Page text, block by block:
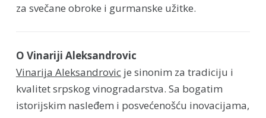
za svečane obroke i gurmanske užitke.
O Vinariji Aleksandrovic
Vinarija Aleksandrovicje sinonim za tradiciju i
kvalitet srpskog vinogradarstva. Sa bogatim
istorijskim nasleđem i posvećenošću inovacijama,